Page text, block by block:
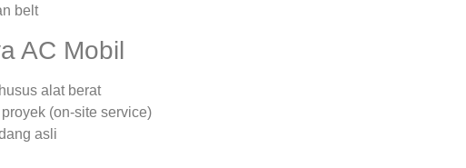
belt
AC Mobil
alat berat
(on-site service)
asli